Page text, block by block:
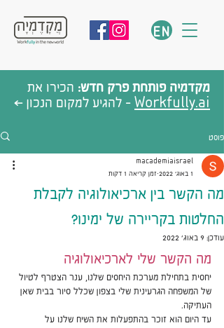
EN
מקדמיה פותחת פרק חדש: הכירו את
Workfully.ai- להגיע למקום הנכון >
פוסט
מה הקשר בין ארכיאולוגיה לקבלת
החלטות בקריירה של ימינו?
macademiaisrael
1 באוג׳ 2022
זמן קריאה 1 דקות
עודכן:9 באוג׳ 2022
מה הקשר שלי לארכיאולוגיה
יחסית בתחילת מערכת היחסים שלנו, ענר הצטרף לטיול
של המשפחה הגרעינית שלי בצפון שכלל סיור בבית שאן
העתיקה.
עד היום הוא זוכר בהתפעלות את השיח שלנו על